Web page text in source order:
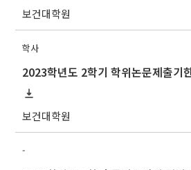
보건대학원
학사
보건대학원
-